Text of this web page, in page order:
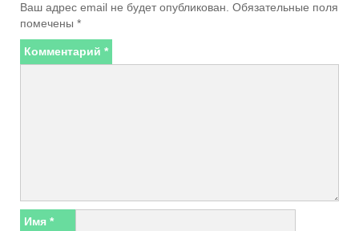
Ваш адрес email не будет опубликован. Обязательные поля
помечены *
Комментарий *
Имя *